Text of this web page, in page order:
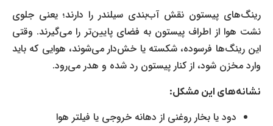
رینگ‌های پیستون نقش آب‌بندی سیلندر را دارند؛ یعنی جلوی
نشت هوا از اطراف پیستون به فضای پایین‌تر را می‌گیرند. وقتی
این رینگ‌ها فرسوده، شکسته یا خش‌دار می‌شوند، هوایی که باید
وارد مخزن شود، از کنار پیستون رد شده و هدر می‌رود.
نشانه‌های این مشکل:
دود یا بخار روغنی از دهانه خروجی یا فیلتر هوا